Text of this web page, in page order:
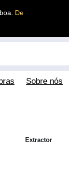
De
Sobre nós
Extractor